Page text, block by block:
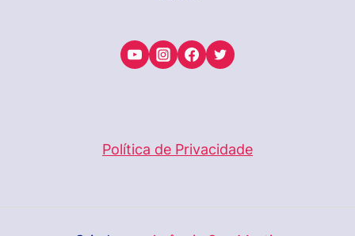
Política de Privacidade